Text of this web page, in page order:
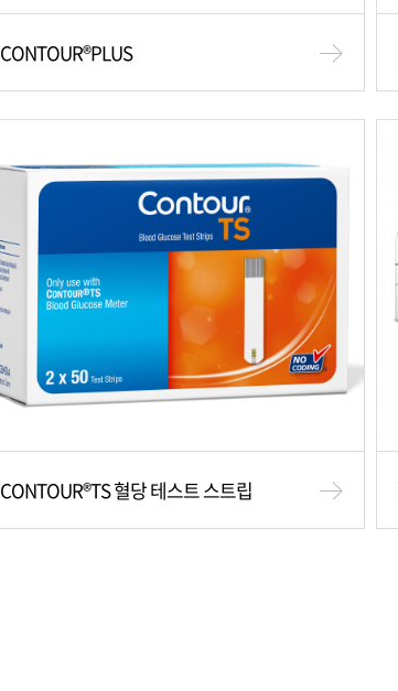
CONTOUR®PLUS
CONTOUR®TS 혈당 테스트 스트립